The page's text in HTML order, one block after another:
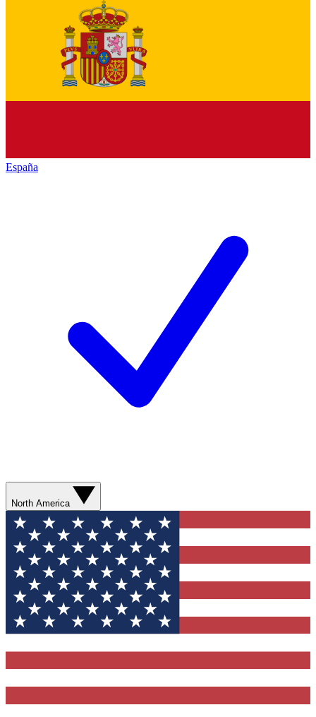
España
North America